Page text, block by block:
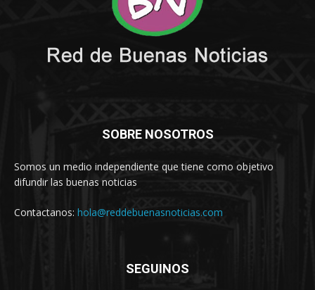
SOBRE NOSOTROS
Somos un medio independiente que tiene como objetivo
difundir las buenas noticias
Contactanos: hola@reddebuenasnoticias.com
SEGUINOS